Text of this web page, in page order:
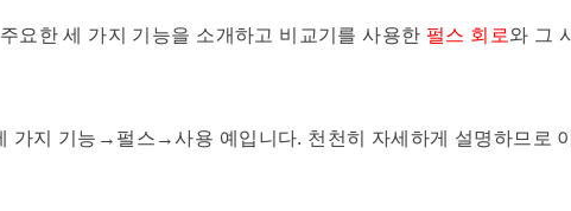
요한 세 가지 기능을 소개하고 비교기를 사용한 펄스 회로와 그
가지 기능→펄스→사용 예입니다. 천천히 자세하게 설명하므로